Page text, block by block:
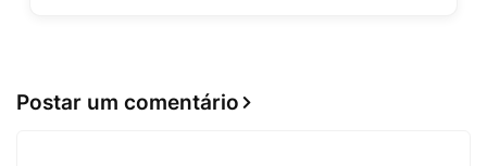
Postar um comentário